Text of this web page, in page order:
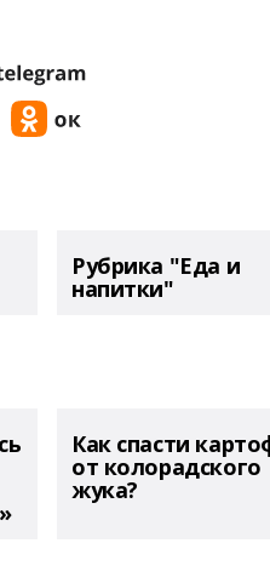
Рубрика "Еда и
напитки"
Как спасти
от колорадского
жука?